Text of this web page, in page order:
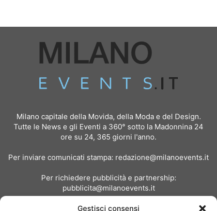
Gestisci consensi
Milano capitale della Movida, della Moda e del Design.
Tutte le News e gli Eventi a 360° sotto la Madonnina 24
ore su 24, 365 giorni l'anno.
Per inviare comunicati stampa: redazione@milanoevents.it
Per richiedere pubblicità e partnership:
pubblicita@milanoevents.it